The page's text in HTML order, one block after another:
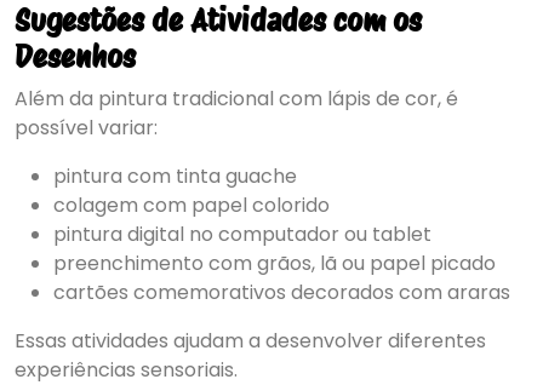
Sugestões de Atividades com os
Desenhos
Além da pintura tradicional com lápis de cor, é
possível variar:
pintura com tinta guache
colagem com papel colorido
pintura digital no computador ou tablet
preenchimento com grãos, lã ou papel picado
cartões comemorativos decorados com araras
Essas atividades ajudam a desenvolver diferentes
experiências sensoriais.